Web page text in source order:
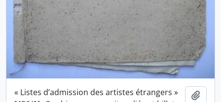
« Listes d’admission des artistes étrangers »